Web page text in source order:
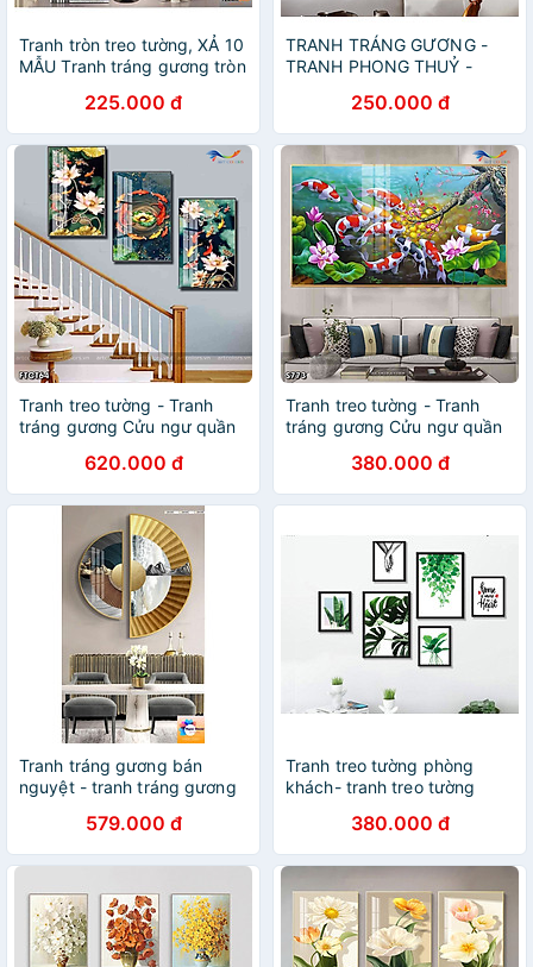
Tranh tròn treo tường, ️XẢ 10
MẪU Tranh tráng gương tròn
tranh tròn trang trí phòng
225.000 đ
TRANH TRÁNG GƯƠNG -
TRANH PHONG THUỶ -
KHÁCH - TRANH TRÁNG
GƯƠNG CÁ RỒNG PHONG
THUỶ(TẶNG KÈM ĐINH 3
CHÂN)
250.000 đ
Tranh treo tường - Tranh
tráng gương Cửu ngư quần
620.000 đ
Tranh treo tường - Tranh
tráng gương Cửu ngư quần
380.000 đ
Tranh tráng gương bán
nguyệt - tranh tráng gương
lê phủ gương cỡ đại
579.000 đ
Tranh treo tường phòng
khách- tranh treo tường
tường phòng họp - tranh
treo tường khách sạn - bộ 6
tranh treo tường lá tropical-
Tặng kèm đinh 3 chân
380.000 đ